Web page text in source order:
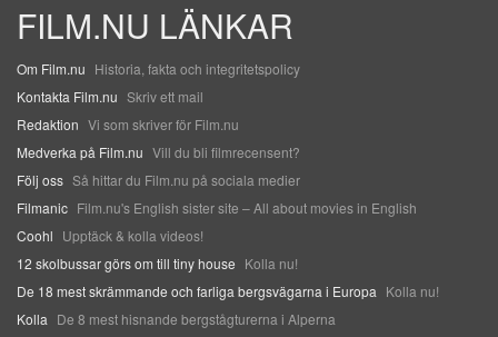
FILM.NU LÄNKAR
Om Film.nu Historia, fakta och integritetspolicy
Kontakta Film.nu Skriv ett mail
Redaktion Vi som skriver för Film.nu
Medverka på Film.nu Vill du bli filmrecensent?
Följ oss Så hittar du Film.nu på sociala medier
Filmanic Film.nu's English sister site – All about movies in English
Coohl Upptäck & kolla videos!
12 skolbussar görs om till tiny house Kolla nu!
De 18 mest skrämmande och farliga bergsvägarna i Europa Kolla nu!
Kolla De 8 mest hisnande bergstågturerna i Alperna